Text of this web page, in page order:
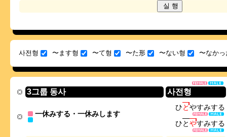
사전형 〜ます형 〜て형 〜た形 〜ない형 〜なかっ
3그룹 동사 사전형
一休みする・一休みします
ひとやすみする
ひとやすみする